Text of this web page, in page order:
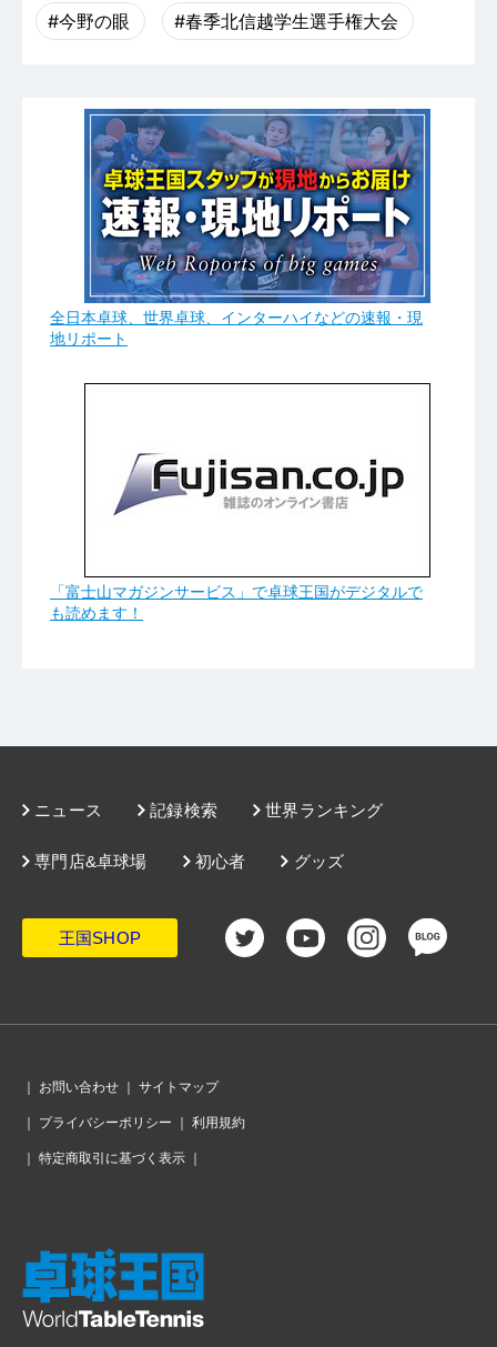
#今野の眼 #春季北信越学生選手権大会
全日本卓球、世界卓球、インターハイなどの速報・現
地リポート
「富士山マガジンサービス」で卓球王国がデジタルで
も読めます！
ニュース 記録検索 世界ランキング
グッズ
専門店&卓球場 初心者
王国SHOP
｜ お問い合わせ ｜ サイトマップ
｜ プライバシーポリシー ｜ 利用規約
｜ 特定商取引に基づく表示 ｜